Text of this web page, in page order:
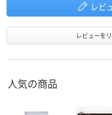
レビ
レビューを
人気の商品